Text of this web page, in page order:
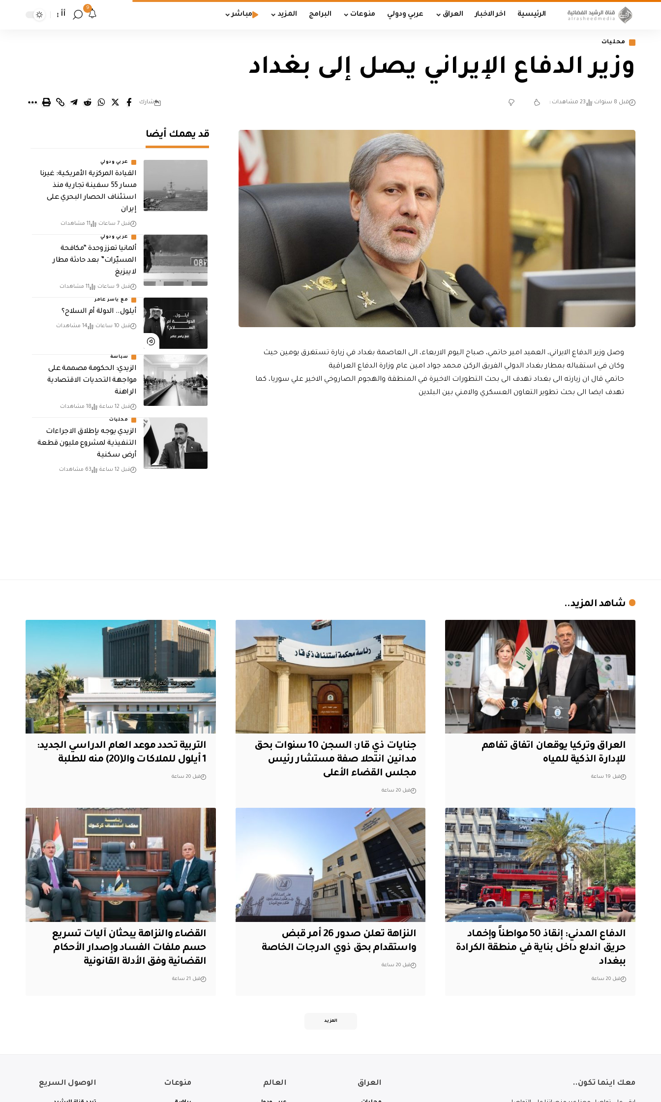
الرئيسية اخر الاخبار العراق عربي ودولي منوعات البرامج المزيد مباشر
9
أأ
محليات
وزير الدفاع الإيراني يصل إلى بغداد
قبل 8 سنوات 23 مشاهدات شارك
وصل وزير الدفاع الايراني، العميد امير حاتمي، صباح اليوم الاربعاء، الى العاصمة بغداد في زيارة تستغرق يومين حيث
وكان في استقباله بمطار بغداد الدولي الفريق الركن محمد جواد امين عام وزارة الدفاع العراقية
حاتمي قال ان زيارته الى بغداد تهدف الى بحث التطورات الاخيرة في المنطقة والهجوم الصاروخي الاخير علي سوريا، كما
تهدف ايضا الى بحث تطوير التعاون العسكري والامني بين البلدين
قد يهمك أيضا
عربي ودولي
القيادة المركزية الأمريكية: غيرنا
مسار 55 سفينة تجارية منذ
استئناف الحصار البحري على
إيران
قبل 7 ساعات 11 مشاهدات
عربي ودولي
ألمانيا تعزز وحدة “مكافحة
المسيّرات” بعد حادثة مطار
لايبزيغ
قبل 9 ساعات 11 مشاهدات
مع ياسر عامر
أيلول.. الدولة أم السلاح؟
قبل 10 ساعات 14 مشاهدات
سياسة
الزيدي: الحكومة مصممة على
مواجهة التحديات الاقتصادية
الراهنة
قبل 12 ساعة 18 مشاهدات
محليات
الزيدي يوجه بإطلاق الاجراءات
التنفيذية لمشروع مليون قطعة
أرض سكنية
قبل 12 ساعة 63 مشاهدات
شاهد المزيد..
العراق وتركيا يوقعان اتفاق تفاهم
للإدارة الذكية للمياه
قبل 19 ساعة
جنايات ذي قار: السجن 10 سنوات بحق
مدانين انتحلا صفة مستشار رئيس
مجلس القضاء الأعلى
قبل 20 ساعة
التربية تحدد موعد العام الدراسي الجديد:
1 أيلول للملاكات والـ(20) منه للطلبة
قبل 20 ساعة
الدفاع المدني: إنقاذ 50 مواطناً وإخماد
حريق اندلع داخل بناية في منطقة الكرادة
ببغداد
قبل 20 ساعة
النزاهة تعلن صدور 26 أمر قبض
واستقدام بحق ذوي الدرجات الخاصة
قبل 20 ساعة
القضاء والنزاهة يبحثان آليات تسريع
حسم ملفات الفساد وإصدار الأحكام
القضائية وفق الأدلة القانونية
قبل 21 ساعة
المزيد
معك اينما تكون.. العراق العالم منوعات الوصول السريع